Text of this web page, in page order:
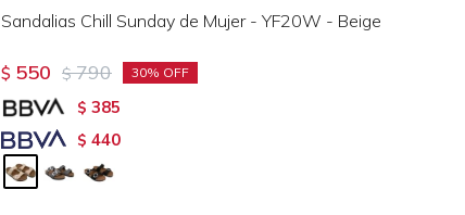
Sandalias Chill Sunday de Mujer - YF20W - Beige
$ 550 $ 790 30
$ 385
$ 440